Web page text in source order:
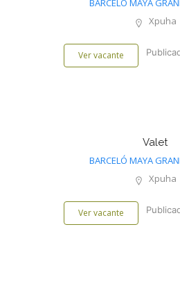
BARCELÓ MAYA
Xpuha
Ver vacante
Valet
BARCELÓ MAYA
Xpuha
Ver vacante